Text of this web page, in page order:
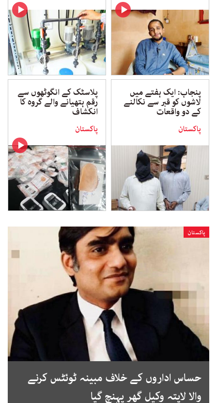
پنجاب: ایک ہفتے میں
لاشوں کو قبر سے نکالنے
کے دو واقعات
پاکستان
پلاسٹک کے انگوٹھوں سے
رقم ہتھیانے والے گروہ کا
انکشاف
پاکستان
پاکستان
حساس اداروں کے خلاف مبینہ ٹوئٹس کرنے
والا لاپتہ وکیل گھر پہنچ گیا